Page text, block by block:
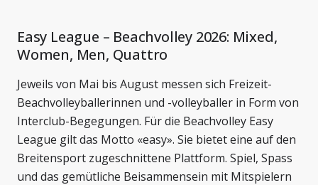
Easy League – Beachvolley 2026: Mixed,
Women, Men, Quattro
Jeweils von Mai bis August messen sich Freizeit-
Beachvolleyballerinnen und -volleyballer in Form von
Interclub-Begegungen. Für die Beachvolley Easy
League gilt das Motto «easy». Sie bietet eine auf den
Breitensport zugeschnittene Plattform. Spiel, Spass
und das gemütliche Beisammensein mit Mitspielern